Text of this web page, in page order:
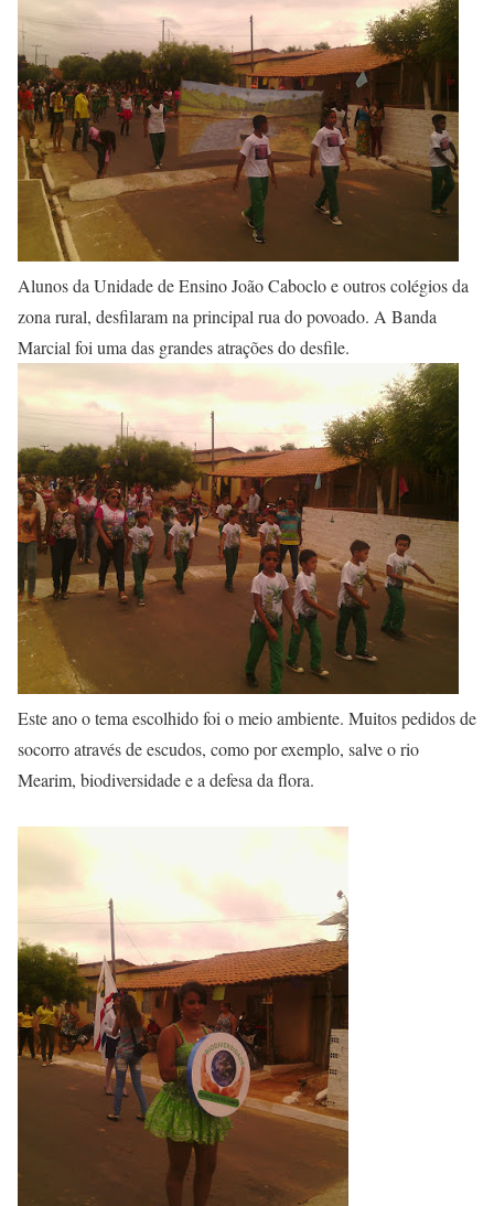
Alunos da Unidade de Ensino João Caboclo e outros colégios da
zona rural, desfilaram na principal rua do povoado. A Banda
Marcial foi uma das grandes atrações do desfile.
Este ano o tema escolhido foi o meio ambiente. Muitos pedidos de
socorro através de escudos, como por exemplo, salve o rio
Mearim, biodiversidade e a defesa da flora.